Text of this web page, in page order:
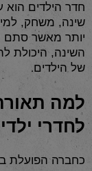
חדר הילדים הוא
שינה, משחק,
יותר מאשר סתם
השינה, היכולת
של הילדים.
למה
לחדרי
כחברה הפועלת